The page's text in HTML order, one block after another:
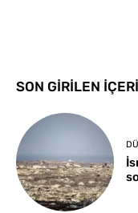
SON GİRİLEN